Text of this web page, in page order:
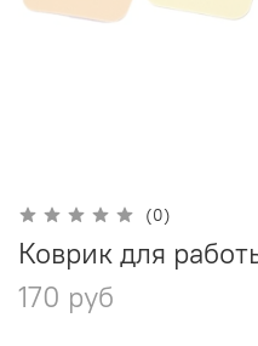
(0)
Коврик для
170 руб